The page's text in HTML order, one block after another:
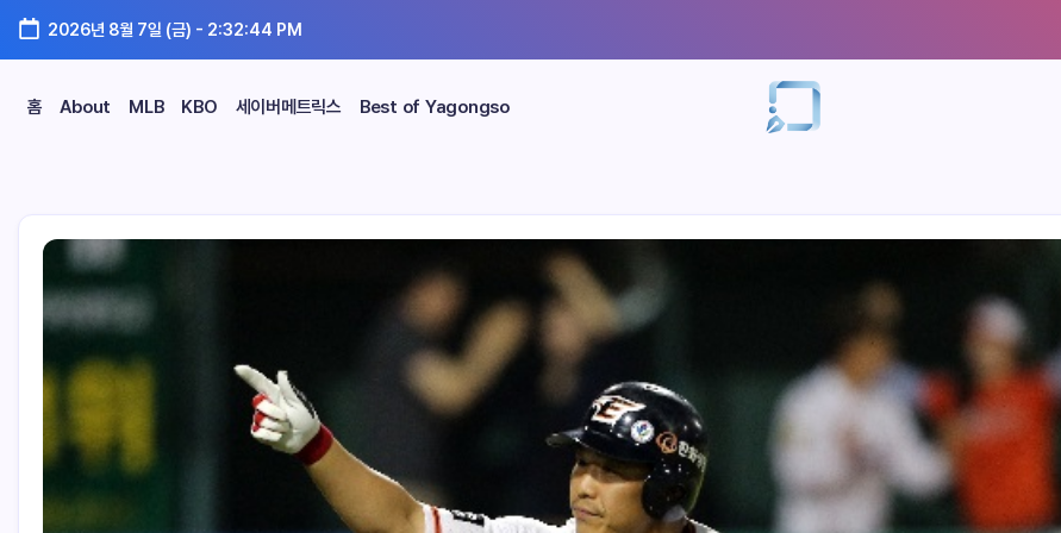
2026년 8월 7일 (금) - 2:32:45 PM
홈 About MLB KBO 세이버메트릭스 Best of Yagongso